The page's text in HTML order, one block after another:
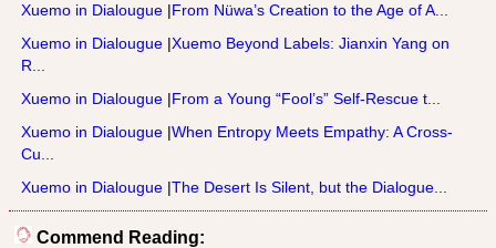
Xuemo in Dialougue |From Nüwa’s Creation to the Age of A...
Xuemo in Dialougue |Xuemo Beyond Labels: Jianxin Yang on
R...
Xuemo in Dialougue |From a Young “Fool’s” Self-Rescue t...
Xuemo in Dialougue |When Entropy Meets Empathy: A Cross-
Cu...
Xuemo in Dialougue |The Desert Is Silent, but the Dialogue...
Commend Reading: